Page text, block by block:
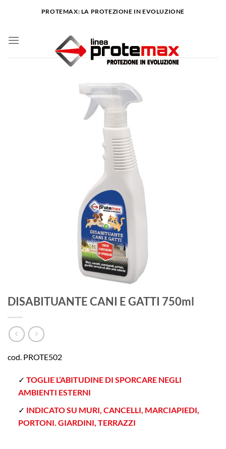
PROTEMAX: LA PROTEZIONE IN EVOLUZIONE
DISABITUANTE CANI E GATTI 750ml
cod. PROTE502
TOGLIE L’ABITUDINE DI SPORCARE NEGLI
AMBIENTI ESTERNI
INDICATO SU MURI, CANCELLI, MARCIAPIEDI,
PORTONI. GIARDINI, TERRAZZI